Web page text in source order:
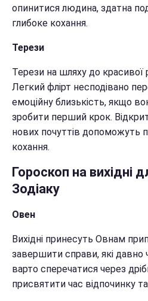
опинитися людина, здатна
глибоке кохання.
Терези
Терези на шляху до красивої
Легкий флірт несподівано
емоційну близькість, якщо
зробити перший крок.
нових почуттів допоможуть
кохання.
Гороскоп на вихідні
Зодіаку
Овен
Вихідні принесуть Овнам
завершити справи, які давно
варто сперечатися через
присвятити час відпочинку